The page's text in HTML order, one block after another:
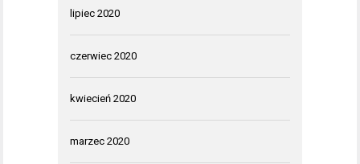
lipiec 2020
czerwiec 2020
kwiecień 2020
marzec 2020